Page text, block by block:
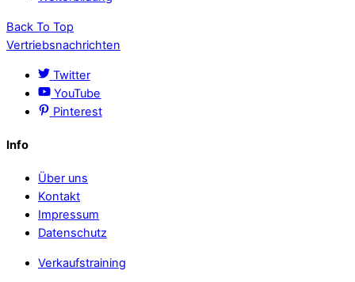
Back To Top
Vertriebsnachrichten
Twitter
YouTube
Pinterest
Info
Über uns
Kontakt
Impressum
Datenschutz
Verkaufstraining